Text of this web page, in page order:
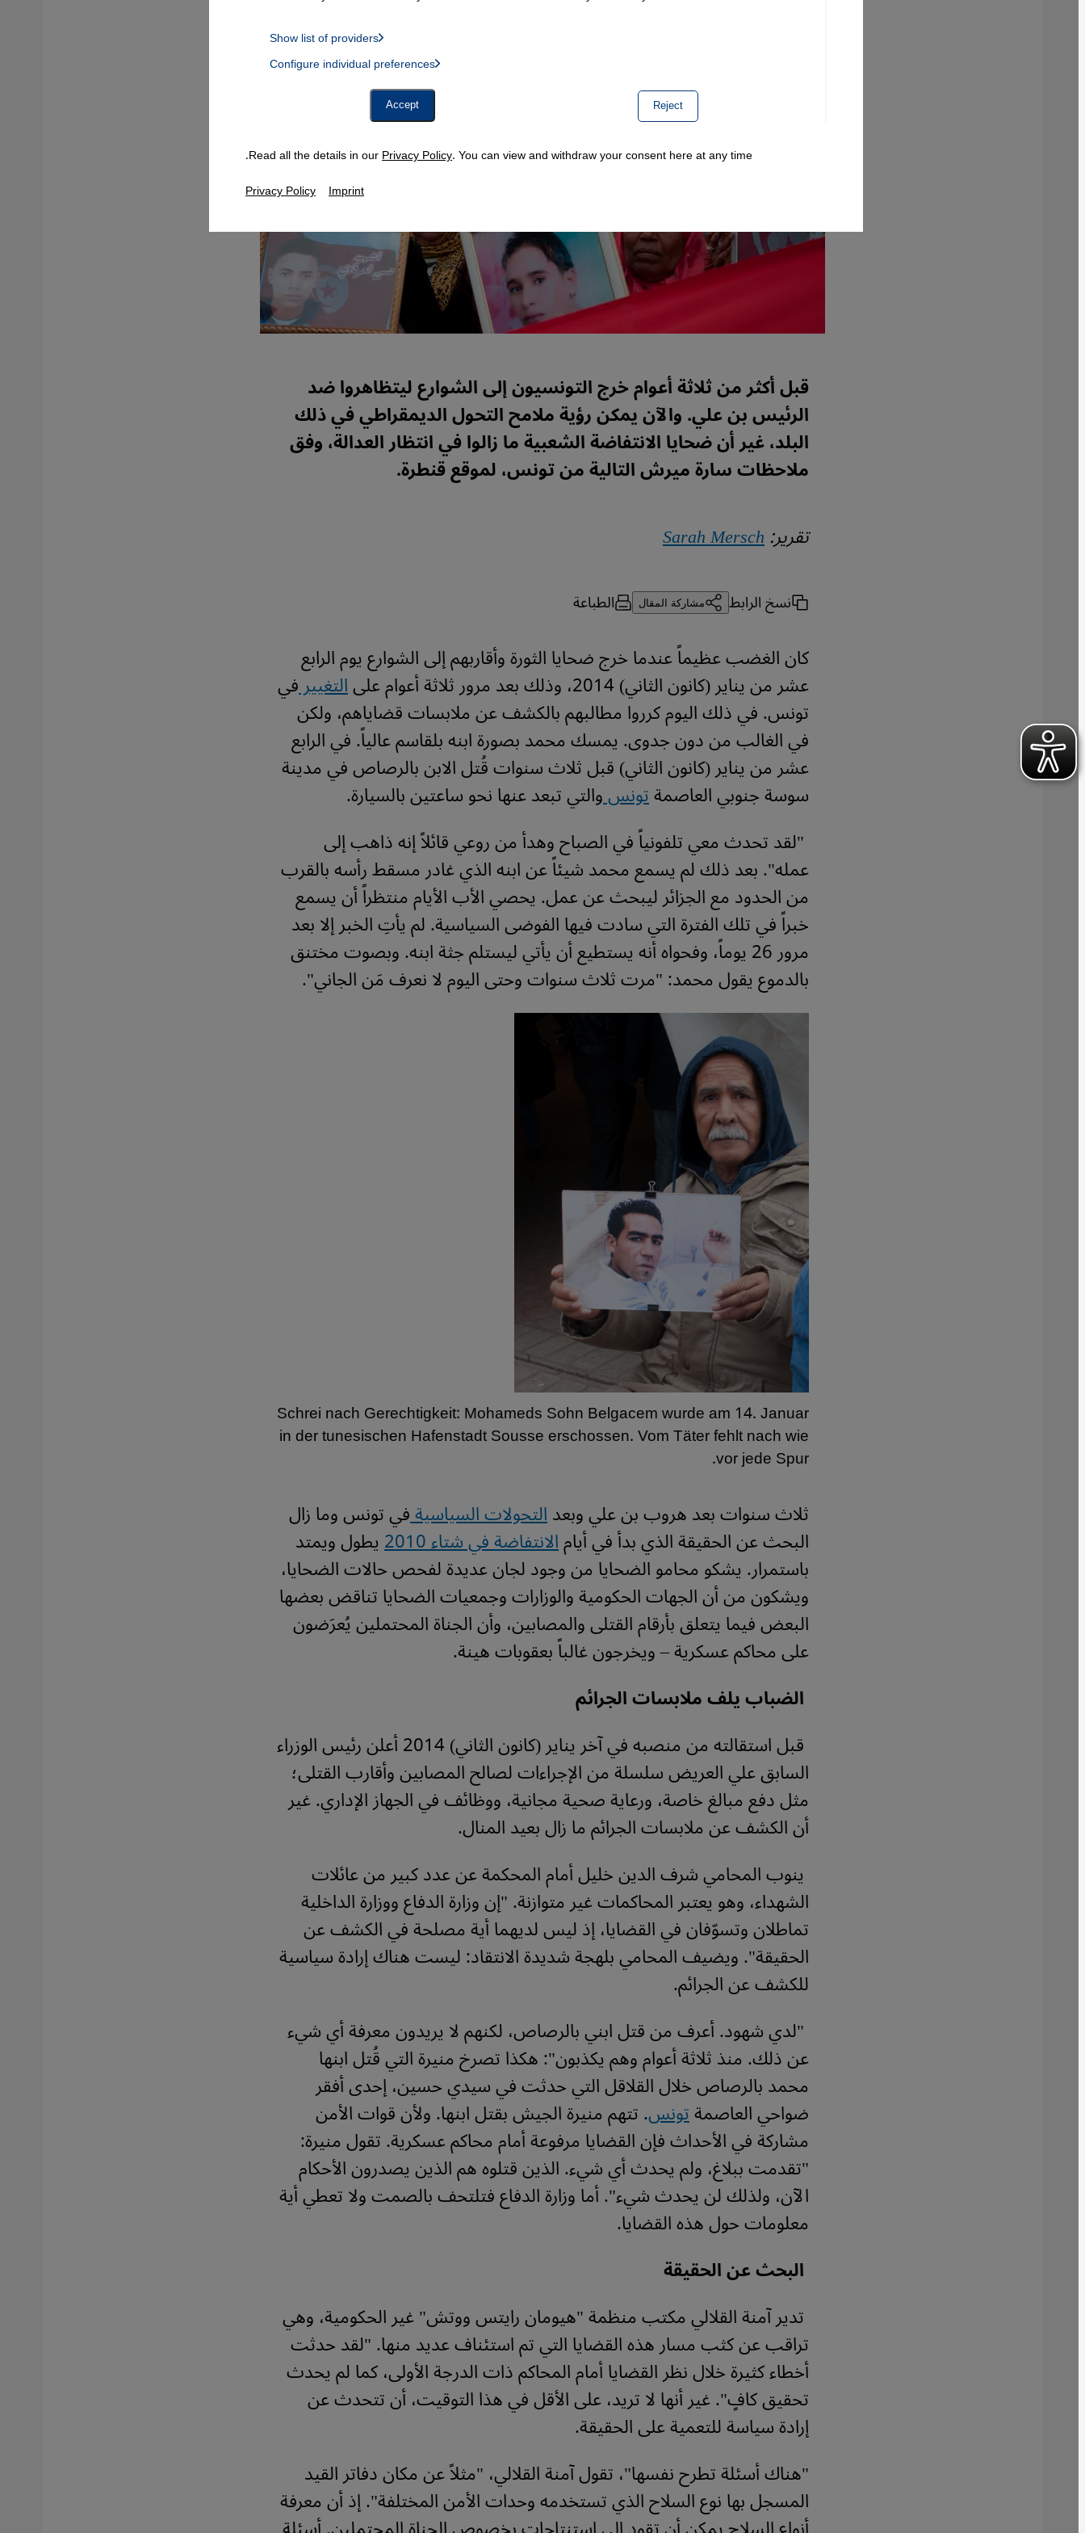
قبل أكثر من ثلاثة أعوام خرج التونسيون إلى الشوارع ليتظاهروا ضد
الرئيس بن علي. والآن يمكن رؤية ملامح التحول الديمقراطي في ذلك
البلد، غير أن ضحايا الانتفاضة الشعبية ما زالوا في انتظار العدالة، وفق
ملاحظات سارة ميرش التالية من تونس، لموقع قنطرة.
تقرير:Sarah Mersch
نسخ الرابط مشاركة المقال الطباعة
كان الغضب عظيماً عندما خرج ضحايا الثورة وأقاربهم إلى الشوارع يوم الرابع
عشر من يناير (كانون الثاني) 2014، وذلك بعد مرور ثلاثة أعوام على التغييرفي
تونس. في ذلك اليوم كرروا مطالبهم بالكشف عن ملابسات قضاياهم، ولكن
في الغالب من دون جدوى. يمسك محمد بصورة ابنه بلقاسم عالياً. في الرابع
عشر من يناير (كانون الثاني) قبل ثلاث سنوات قُتل الابن بالرصاص في مدينة
سوسة جنوبي العاصمةتونسوالتي تبعد عنها نحو ساعتين بالسيارة.
"لقد تحدث معي تلفونياً في الصباح وهدأ من روعي قائلاً إنه ذاهب إلى
عمله". بعد ذلك لم يسمع محمد شيئاً عن ابنه الذي غادر مسقط رأسه بالقرب
من الحدود مع الجزائر ليبحث عن عمل. يحصي الأب الأيام منتظراً أن يسمع
خبراً في تلك الفترة التي سادت فيها الفوضى السياسية. لم يأتِ الخبر إلا بعد
مرور 26 يوماً، وفحواه أنه يستطيع أن يأتي ليستلم جثة ابنه. وبصوت مختنق
بالدموع يقول محمد: "مرت ثلاث سنوات وحتى اليوم لا نعرف مَن الجاني".
Schrei nach Gerechtigkeit: Mohameds Sohn Belgacem wurde am 14. Januar
in der tunesischen Hafenstadt Sousse erschossen. Vom Täter fehlt nach wie
vor jede Spur.
ثلاث سنوات بعد هروب بن علي وبعدالتحولات السياسيةفي تونس وما زال
البحث عن الحقيقة الذي بدأ في أيامالانتفاضة في شتاء 2010 يطول ويمتد
باستمرار. يشكو محامو الضحايا من وجود لجان عديدة لفحص حالات الضحايا،
ويشكون من أن الجهات الحكومية والوزارات وجمعيات الضحايا تناقض بعضها
البعض فيما يتعلق بأرقام القتلى والمصابين، وأن الجناة المحتملين يُعرَضون
على محاكم عسكرية – ويخرجون غالباً بعقوبات هينة.
الضباب يلف ملابسات الجرائم
قبل استقالته من منصبه في آخر يناير (كانون الثاني) 2014 أعلن رئيس الوزراء
السابق علي العريض سلسلة من الإجراءات لصالح المصابين وأقارب القتلى؛
مثل دفع مبالغ خاصة، ورعاية صحية مجانية، ووظائف في الجهاز الإداري. غير
أن الكشف عن ملابسات الجرائم ما زال بعيد المنال.
ينوب المحامي شرف الدين خليل أمام المحكمة عن عدد كبير من عائلات
الشهداء، وهو يعتبر المحاكمات غير متوازنة. "إن وزارة الدفاع ووزارة الداخلية
تماطلان وتسوّفان في القضايا، إذ ليس لديهما أية مصلحة في الكشف عن
الحقيقة". ويضيف المحامي بلهجة شديدة الانتقاد: ليست هناك إرادة سياسية
للكشف عن الجرائم.
"لدي شهود. أعرف من قتل ابني بالرصاص، لكنهم لا يريدون معرفة أي شيء
عن ذلك. منذ ثلاثة أعوام وهم يكذبون": هكذا تصرخ منيرة التي قُتل ابنها
محمد بالرصاص خلال القلاقل التي حدثت في سيدي حسين، إحدى أفقر
ضواحي العاصمةتونس. تتهم منيرة الجيش بقتل ابنها. ولأن قوات الأمن
مشاركة في الأحداث فإن القضايا مرفوعة أمام محاكم عسكرية. تقول منيرة:
"تقدمت ببلاغ، ولم يحدث أي شيء. الذين قتلوه هم الذين يصدرون الأحكام
الآن، ولذلك لن يحدث شيء". أما وزارة الدفاع فتلتحف بالصمت ولا تعطي أية
معلومات حول هذه القضايا.
البحث عن الحقيقة
تدير آمنة القلالي مكتب منظمة "هيومان رايتس ووتش" غير الحكومية، وهي
تراقب عن كثب مسار هذه القضايا التي تم استئناف عديد منها. "لقد حدثت
أخطاء كثيرة خلال نظر القضايا أمام المحاكم ذات الدرجة الأولى، كما لم يحدث
تحقيق كافٍ". غير أنها لا تريد، على الأقل في هذا التوقيت، أن تتحدث عن
إرادة سياسة للتعمية على الحقيقة.
"هناك أسئلة تطرح نفسها"، تقول آمنة القلالي، "مثلاً عن مكان دفاتر القيد
المسجل بها نوع السلاح الذي تستخدمه وحدات الأمن المختلفة". إذ أن معرفة
Reject
Show list of providers
Google Maps Embed, Google Tag Manager, Instagram Embed, Twitter Embed, Youtube Embed
Configure individual preferences
Accept
Read all the details in ourPrivacy Policy. You can view and withdraw your consent here at any time.
Privacy Policy Imprint